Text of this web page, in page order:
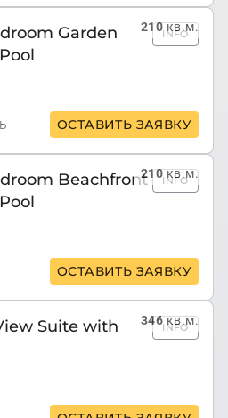
210кв.м.
Garden
INFO
ОСТАВИТЬ ЗАЯВКУ
210кв.м.
Beachfront
INFO
ОСТАВИТЬ ЗАЯВКУ
346кв.м.
Suite with
INFO